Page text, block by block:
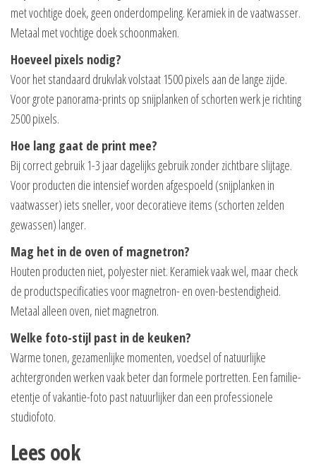
met vochtige doek, geen onderdompeling. Keramiek in de vaatwasser.
Metaal met vochtige doek schoonmaken.
Hoeveel pixels nodig?
Voor het standaard drukvlak volstaat 1500 pixels aan de lange zijde.
Voor grote panorama-prints op snijplanken of schorten werk je richting
2500 pixels.
Hoe lang gaat de print mee?
Bij correct gebruik 1-3 jaar dagelijks gebruik zonder zichtbare slijtage.
Voor producten die intensief worden afgespoeld (snijplanken in
vaatwasser) iets sneller, voor decoratieve items (schorten zelden
gewassen) langer.
Mag het in de oven of magnetron?
Houten producten niet, polyester niet. Keramiek vaak wel, maar check
de productspecificaties voor magnetron- en oven-bestendigheid.
Metaal alleen oven, niet magnetron.
Welke foto-stijl past in de keuken?
Warme tonen, gezamenlijke momenten, voedsel of natuurlijke
achtergronden werken vaak beter dan formele portretten. Een familie-
etentje of vakantie-foto past natuurlijker dan een professionele
studiofoto.
Lees ook